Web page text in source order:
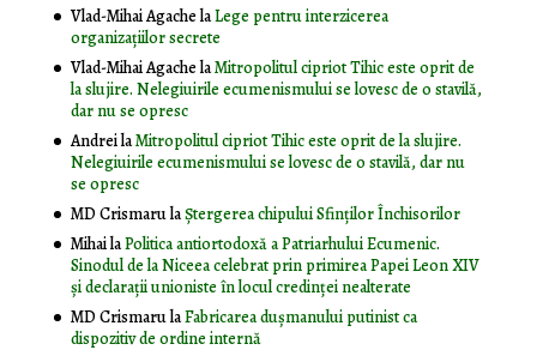
Vlad-Mihai AgachelaLege pentru interzicerea
organizaţiilor secrete
Vlad-Mihai AgachelaMitropolitul cipriot Tihic este oprit de
la slujire. Nelegiuirile ecumenismului se lovesc de o stavilă,
dar nu se opresc
AndreilaMitropolitul cipriot Tihic este oprit de la slujire.
Nelegiuirile ecumenismului se lovesc de o stavilă, dar nu
se opresc
MD CrismarulaŞtergerea chipului Sfinţilor Închisorilor
MihailaPolitica antiortodoxă a Patriarhului Ecumenic.
Sinodul de la Niceea celebrat prin primirea Papei Leon XIV
și declarații unioniste în locul credinței nealterate
MD CrismarulaFabricarea dușmanului putinist ca
dispozitiv de ordine internă